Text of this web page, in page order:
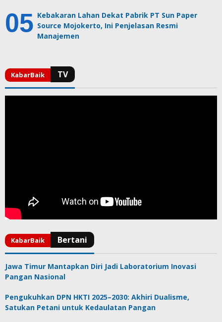
Kebakaran Lahan Dekat Pabrik PT Sun Paper
Source Mojokerto, Ini Penjelasan Resmi
Manajemen
Jawa Timur Mantapkan Diri Jadi Laboratorium Inovasi
Pangan Nasional
Pengukuhkan DPN HKTI 2025–2030: Akhiri Dualisme,
Satukan Petani untuk Kedaulatan Pangan